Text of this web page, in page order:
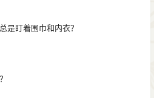
是盯着围巾和内衣？